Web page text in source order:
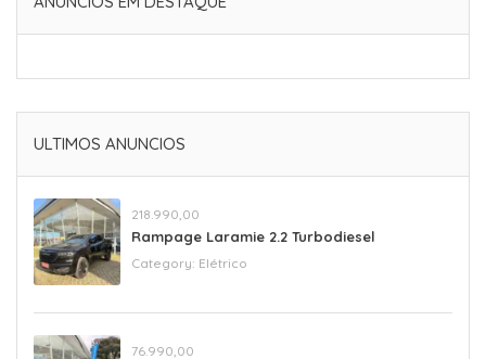
ULTIMOS ANUNCIOS
218.990,00
Rampage Laramie 2.2 Turbodiesel
Category: Elétrico
76.990,00